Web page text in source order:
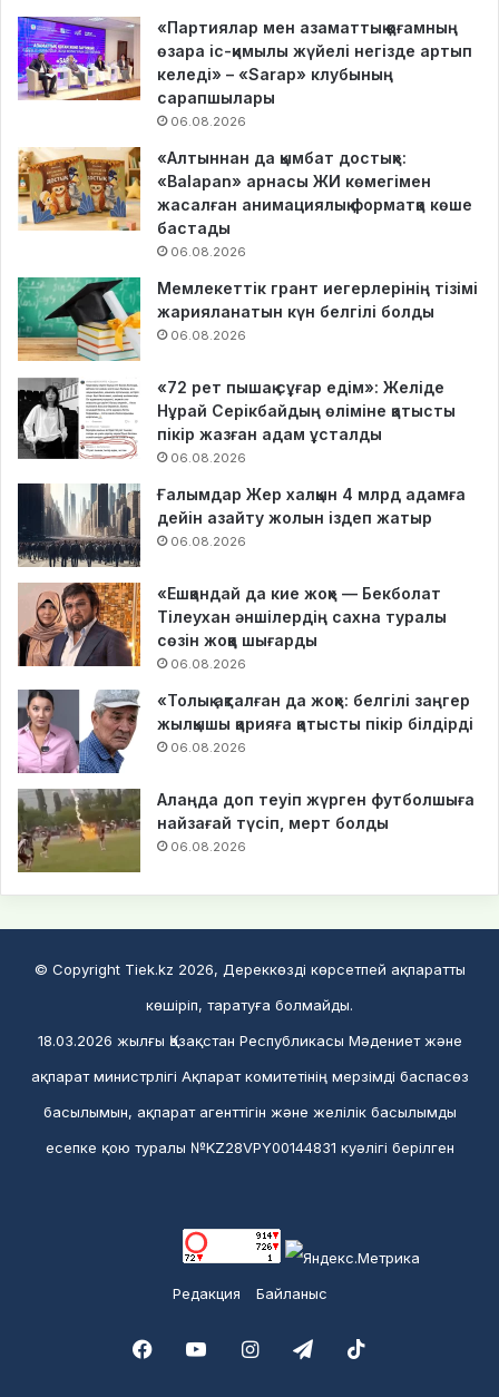
«Партиялар мен азаматтық қоғамның
өзара іс-қимылы жүйелі негізде артып
келеді» – «Sarap» клубының
сарапшылары
06.08.2026
«Алтыннан да қымбат достық»:
«Balapan» арнасы ЖИ көмегімен
жасалған анимациялық форматқа көше
бастады
06.08.2026
Мемлекеттік грант иегерлерінің тізімі
жарияланатын күн белгілі болды
06.08.2026
«72 рет пышақ сұғар едім»: Желіде
Нұрай Серікбайдың өліміне қатысты
пікір жазған адам ұсталды
06.08.2026
Ғалымдар Жер халқын 4 млрд адамға
дейін азайту жолын іздеп жатыр
06.08.2026
«Ешқандай да кие жоқ» — Бекболат
Тілеухан әншілердің сахна туралы
сөзін жоққа шығарды
06.08.2026
«Толық ақталған да жоқ»: белгілі заңгер
жылқышы қарияға қатысты пікір білдірді
06.08.2026
Алаңда доп теуіп жүрген футболшыға
найзағай түсіп, мерт болды
06.08.2026
© Copyright Tiek.kz 2026, Дереккөзді көрсетпей ақпаратты
көшіріп, таратуға болмайды.
18.03.2026 жылғы Қазақстан Республикасы Мәдениет және
ақпарат министрлігі Ақпарат комитетінің мерзімді баспасөз
басылымын, ақпарат агенттігін және желілік басылымды
есепке қою туралы №KZ28VPY00144831 куәлігі берілген
Редакция Байланыс
FacebookYouTubeInstagramTelegram